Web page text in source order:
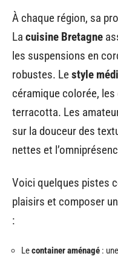
À chaque région, sa
La cuisine Bretagne
les suspensions en
robustes. Lestyle
céramique colorée,
terracotta. Les
sur la douceur des
nettes et
Voici quelques pistes
plaisirs et composer
:
Lecontainer aménagé :